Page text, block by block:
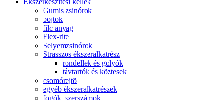
Ékszerkészítési kellék
Gumis zsinórok
bojtok
filc anyag
Flex-rite
Selyemzsinórok
Strasszos ékszeralkatrész
rondellek és golyók
távtartók és köztesek
csomórejtõ
egyéb ékszeralkatrészek
fogók, szerszámok